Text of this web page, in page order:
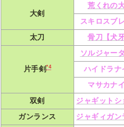
大剣
荒くれの
スキロスブ
太刀
骨刀【犬牙
片手剣*4
ソルジャー
ハイドラナ
マサカナ
双剣
ジャギットシ
ガンランス
ジャギィガン